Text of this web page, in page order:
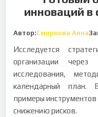
инноваций в
Автор:Смирнова Анна
Исследуется
организации через
исследования,
календарный план.
примеры
снижению рисков.